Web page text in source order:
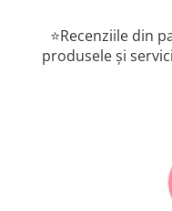
⭐Recenziile din
produsele și